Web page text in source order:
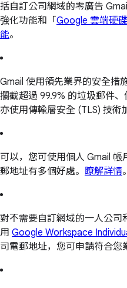
括自訂公司網域的零廣告
強化功能和「 Google 雲端硬碟
能。
Gmail 使用領先業界的安全措
攔截超過 99.9% 的垃圾郵件
亦使用傳輸層安全 (TLS) 技術
可以，您可使用個人 Gmail
郵地址有多個好處。 瞭解詳情。
對不需要自訂網域的一人公
用 Google Workspace
司電郵地址，您可申請符合您